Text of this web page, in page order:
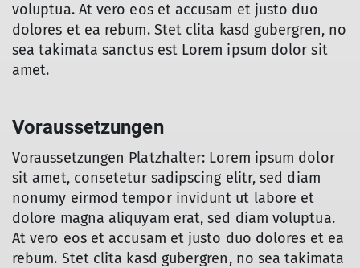
voluptua. At vero eos et accusam et justo duo
dolores et ea rebum. Stet clita kasd gubergren, no
sea takimata sanctus est Lorem ipsum dolor sit
amet.
Voraussetzungen
Voraussetzungen Platzhalter: Lorem ipsum dolor
sit amet, consetetur sadipscing elitr, sed diam
nonumy eirmod tempor invidunt ut labore et
dolore magna aliquyam erat, sed diam voluptua.
At vero eos et accusam et justo duo dolores et ea
rebum. Stet clita kasd gubergren, no sea takimata